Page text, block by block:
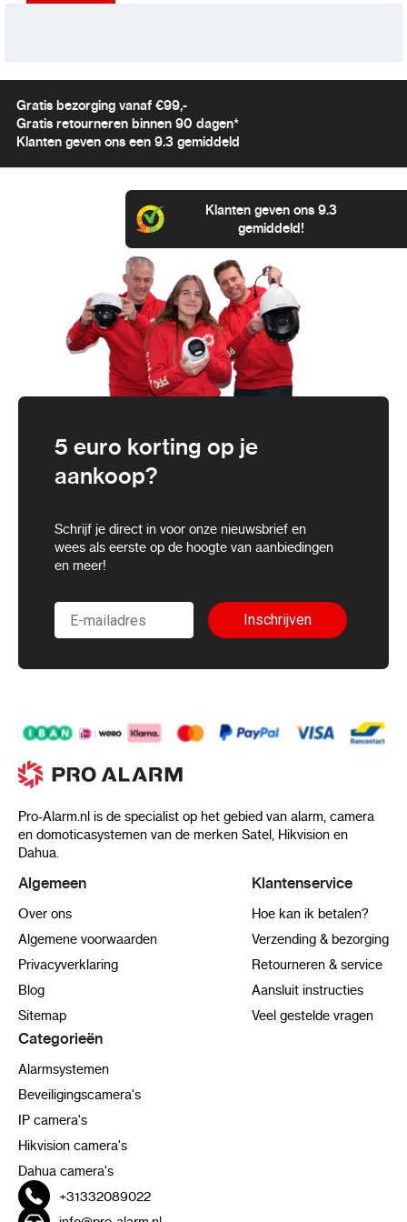
Gratis bezorging vanaf €99,-
Gratis retourneren binnen 90 dagen*
Klanten geven ons een 9.3 gemiddeld
5 euro korting op je
aankoop?
Schrijf je direct in voor onze nieuwsbrief en
wees als eerste op de hoogte van aanbiedingen
en meer!
Inschrijven
Pro-Alarm.nl is de specialist op het gebied van alarm, camera
en domoticasystemen van de merken Satel, Hikvision en
Dahua.
Klanten geven ons 9.3
gemiddeld!
Algemeen
Over ons
Algemene voorwaarden
Privacyverklaring
Blog
Sitemap
Klantenservice
Hoe kan ik betalen?
Verzending & bezorging
Retourneren & service
Aansluit instructies
Veel gestelde vragen
Categorieën
Alarmsystemen
Beveiligingscamera's
IP camera's
Hikvision camera's
Dahua camera's
+31332089022